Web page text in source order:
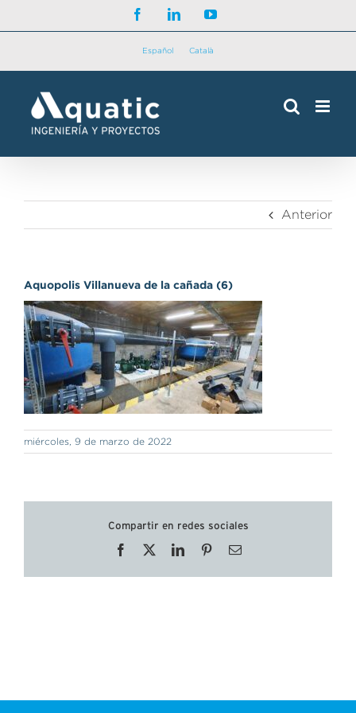
FacebookLinkedInYouTube
Español Català
Anterior
Aquopolis Villanueva de la cañada (6)
miércoles, 9 de marzo de 2022
Compartir en redes sociales
Facebook LinkedInPinterestCorreo